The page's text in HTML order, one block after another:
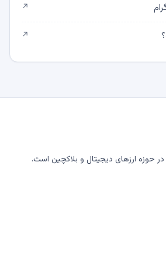
↗
↗
حوزه ارزهای دیجیتال و بلاکچین است.